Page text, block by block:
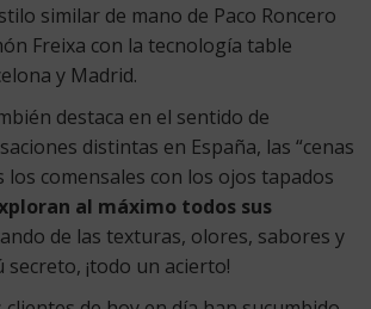
similar de mano de Paco Roncero
Freixa con la tecnología table
y Madrid.
destaca en el sentido de
distintas en España, las “cenas
los comensales con los ojos tapados
al máximo todos sus
de las texturas, olores, sabores y
¡todo un acierto!